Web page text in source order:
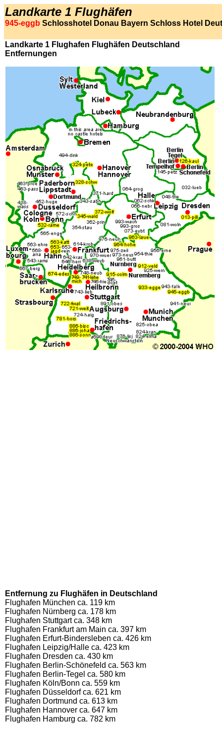
Landkarte 1 Flughäfen
945-eggb Schlosshotel Donau Bayern Schloss Hotel
Landkarte 1 Flughafen Flughäfen Deutschland
Entfernungen
Entfernung zu Flughäfen in Deutschland
Flughafen München ca. 119 km
Flughafen Nürnberg ca. 178 km
Flughafen Stuttgart ca. 348 km
Flughafen Frankfurt am Main ca. 397 km
Flughafen Erfurt-Bindersleben ca. 426 km
Flughafen Leipzig/Halle ca. 423 km
Flughafen Dresden ca. 430 km
Flughafen Berlin-Schönefeld ca. 563 km
Flughafen Berlin-Tegel ca. 580 km
Flughafen Köln/Bonn ca. 559 km
Flughafen Düsseldorf ca. 621 km
Flughafen Dortmund ca. 613 km
Flughafen Hannover ca. 647 km
Flughafen Hamburg ca. 782 km